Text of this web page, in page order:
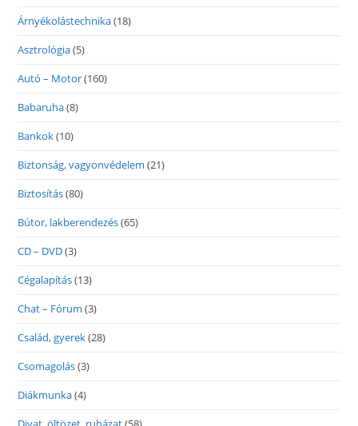
Árnyékolástechnika(18)
Asztrológia(5)
Autó – Motor(160)
Babaruha(8)
Bankok(10)
Biztonság, vagyonvédelem (21)
Biztosítás(80)
Bútor, lakberendezés(65)
CD – DVD(3)
Cégalapítás(13)
Chat – Fórum (3)
Család, gyerek(28)
Csomagolás(3)
Diákmunka(4)